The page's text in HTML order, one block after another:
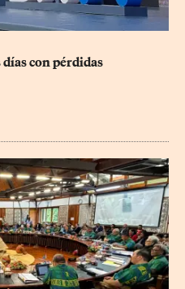
días con pérdidas